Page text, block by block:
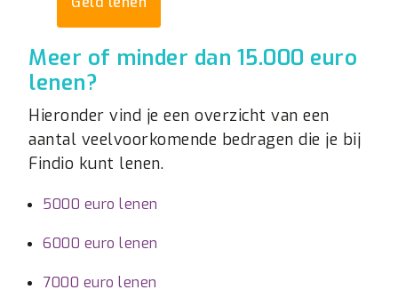
Meer of minder dan 15.000 euro
lenen?
Hieronder vind je een overzicht van een
aantal veelvoorkomende bedragen die je bij
Findio kunt lenen.
5000 euro lenen
6000 euro lenen
7000 euro lenen